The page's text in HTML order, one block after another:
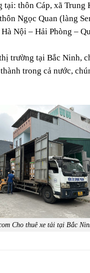
thôn Cáp, xã
Ngọc Quan (làng
Nội – Hải Phòng –
trường tại Bắc Ninh,
trong cả nước,
Cho thuê xe tải tại Bắc